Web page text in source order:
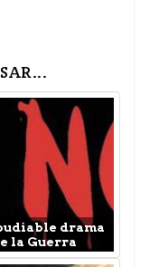
drama
la Guerra